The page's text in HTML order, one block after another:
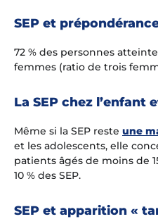
SEP et
72 % des personnes
femmes (ratio de trois
La SEP chez l’enfant
Même si la SEP reste une
et les adolescents, elle
patients âgés de moins de
10 % des SEP.
SEP et apparition «